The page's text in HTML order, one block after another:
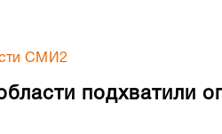
СМИ2
подхватили